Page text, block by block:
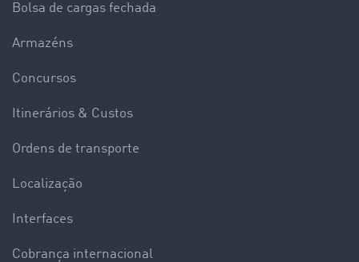
Bolsa de cargas fechada
Armazéns
Concursos
Itinerários & Custos
Ordens de transporte
Localização
Interfaces
Cobrança internacional